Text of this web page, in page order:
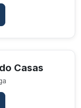
Casas